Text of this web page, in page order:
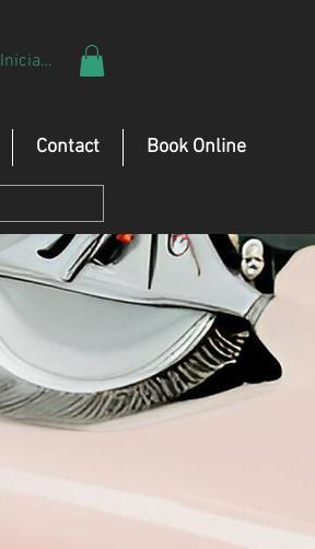
Iniciar sesión
Contact Book Online